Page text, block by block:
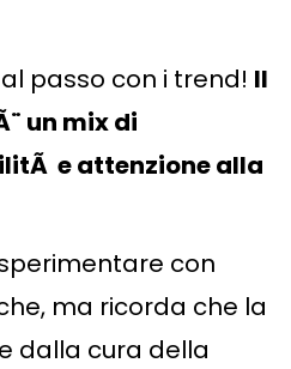
passo con i trend! Il
un mix di
e attenzione alla
con
ma ricorda che la
dalla cura della